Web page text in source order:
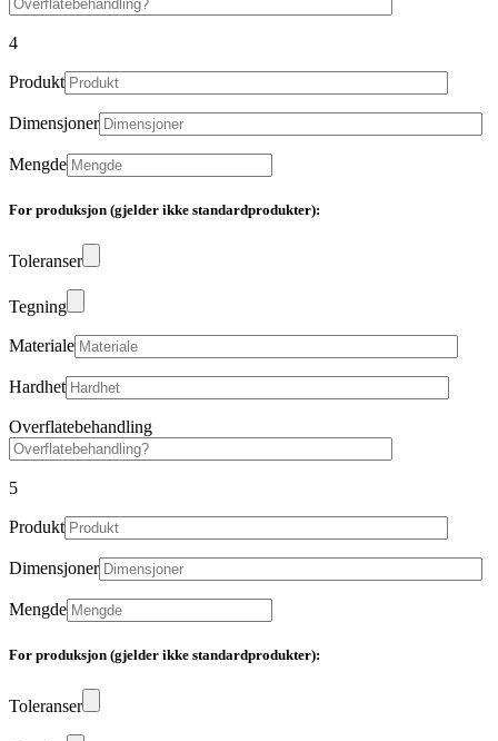
4
Produkt
Dimensjoner
Mengde
For produksjon (gjelder ikke standardprodukter):
Toleranser
Tegning
Materiale
Hardhet
Overflatebehandling
5
Produkt
Dimensjoner
Mengde
For produksjon (gjelder ikke standardprodukter):
Toleranser